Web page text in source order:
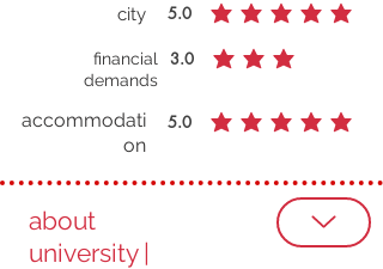
city
5.0
average rating is 5 out of 5
financial
demands
3.0
average rating is 3 out of 5
accommodati
on
5.0
average rating is 5 out of 5
about
university |